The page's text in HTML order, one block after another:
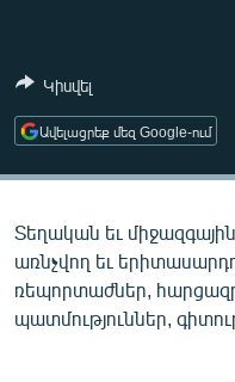
ՄԵԿՆԱԲԱՆՈՒԹՅՈՒՆ
ԿՈՐՈՆԱՎԻՐՈՒՍ
ԱՐԽԻՎ
ՏԵՍԱՆՅՈՒԹԵՐ
Կիսվել
Ավելացրեք մեզ Google-ում
Տեղական եւ
առնչվող եւ
ռեպորտաժներ,
պատմություններ,